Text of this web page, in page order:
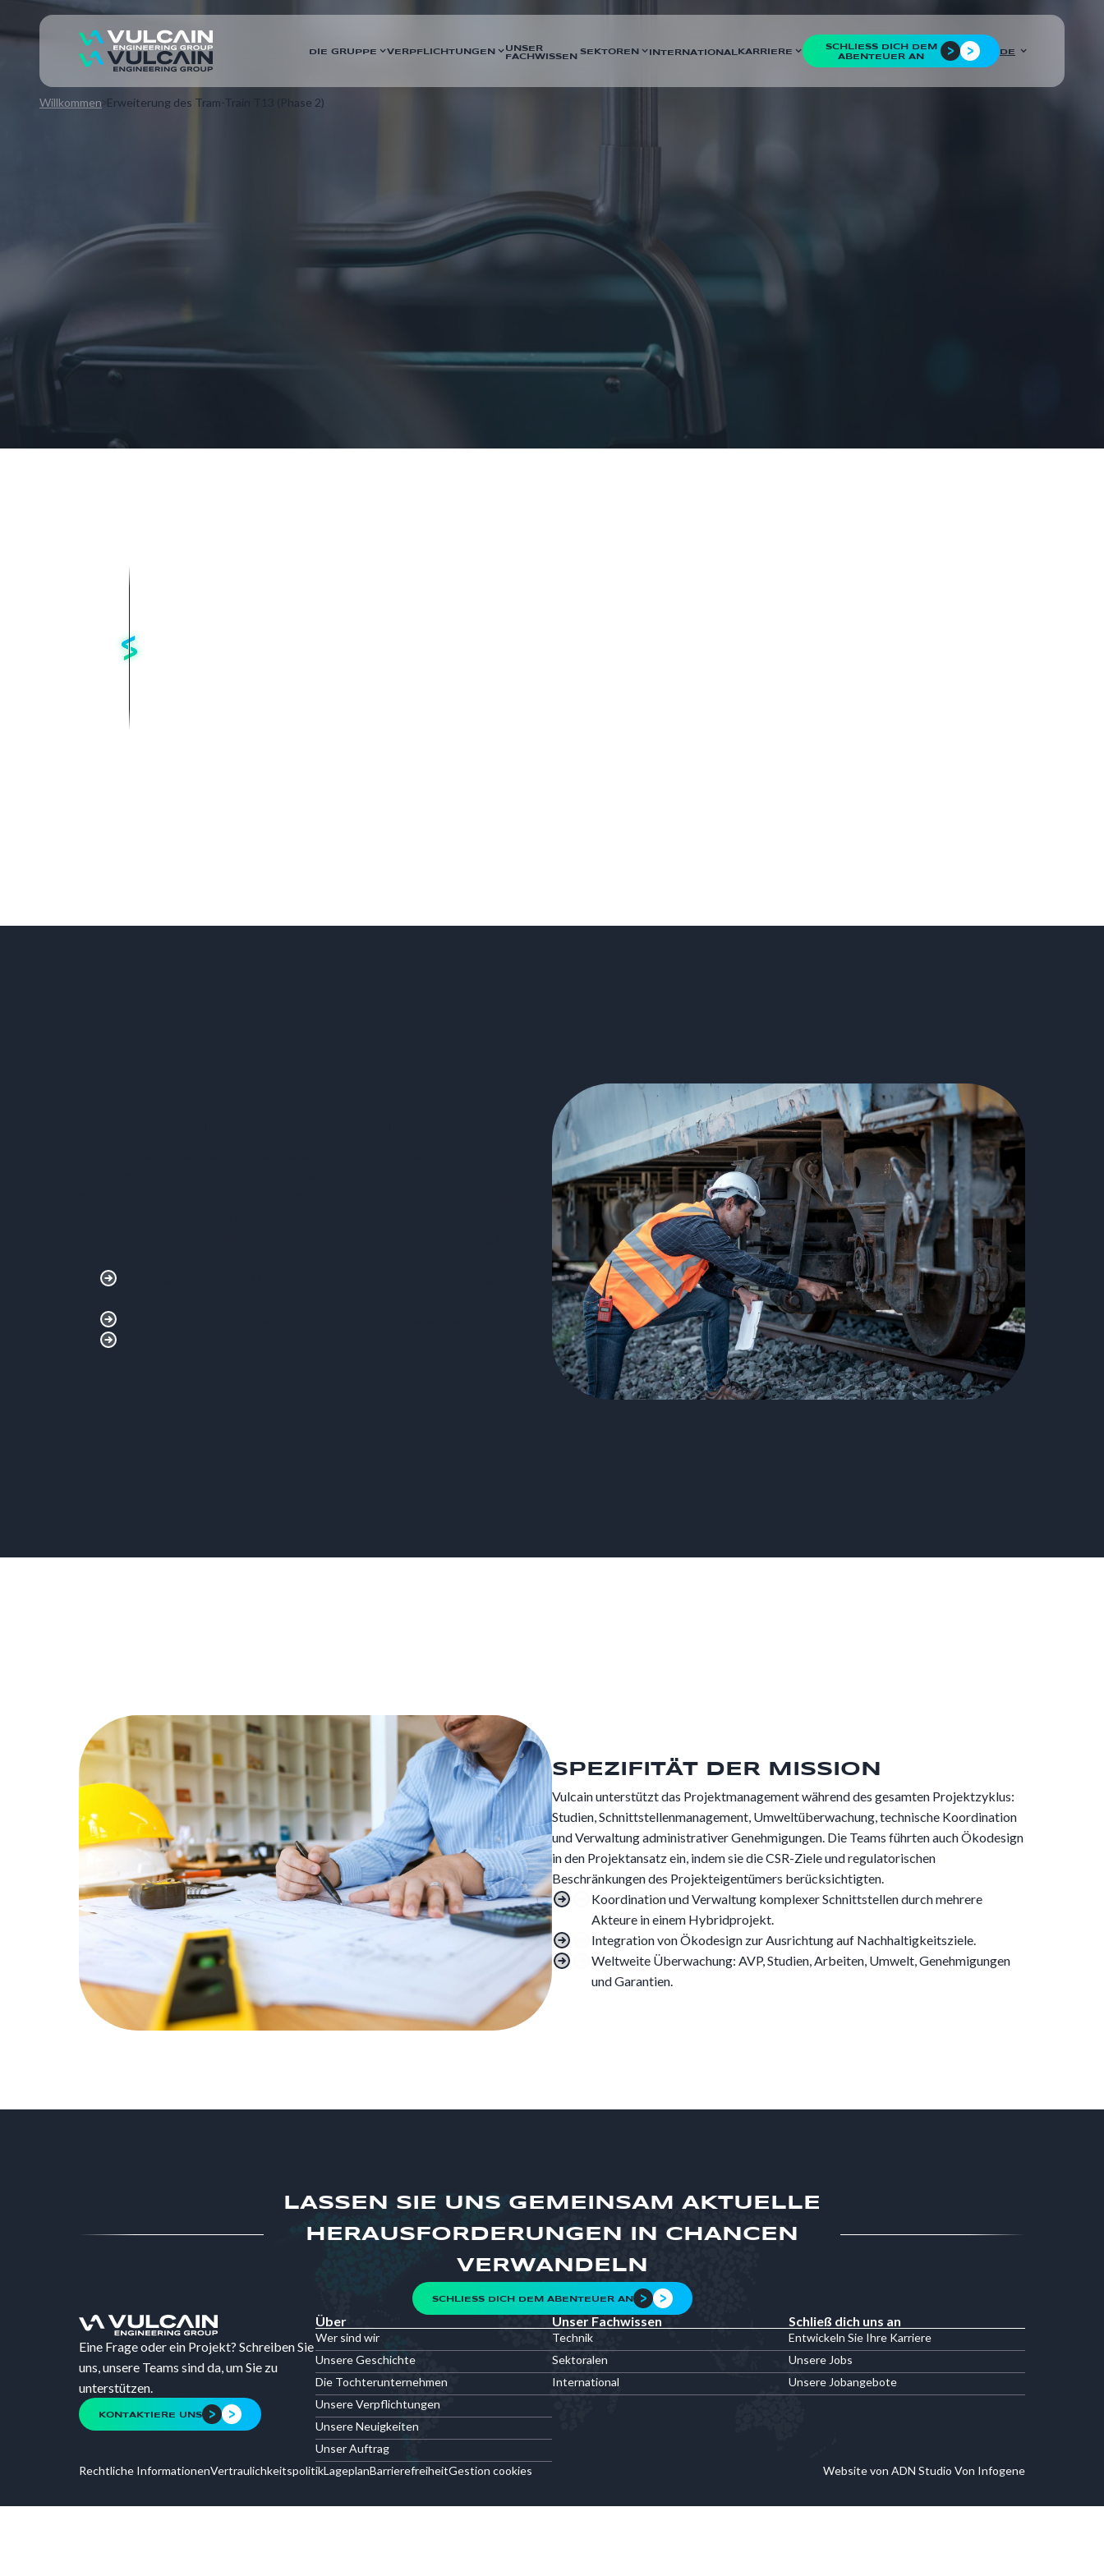
DIE GRUPPE VERPFLICHTUNGEN
UNSER
FACHWISSEN
SEKTOREN INTERNATIONAL KARRIERE
SCHLIESS DICH DEM A
BENTEUER AN
DE
Willkommen Erweiterung des Tram-Train T13 (Phase 2)
Projektmanagement, Schnittstellenmanagement, der Einholung von Genehmigungen
und der allgemeinen Projektüberwachung.
2020 - Fortlaufend
Infrastruktur und Eisenbahn
SPEZIFITÄT DER MISSION
Vulcain unterstützt das Projektmanagement während des gesamten Projektzyklus:
Studien, Schnittstellenmanagement, Umweltüberwachung, technische Koordination
und Verwaltung administrativer Genehmigungen. Die Teams führten auch Ökodesign
in den Projektansatz ein, indem sie die CSR-Ziele und regulatorischen
Beschränkungen des Projekteigentümers berücksichtigten.
Koordination und Verwaltung komplexer Schnittstellen durch mehrere
Akteure in einem Hybridprojekt.
Integration von Ökodesign zur Ausrichtung auf Nachhaltigkeitsziele.
Weltweite Überwachung: AVP, Studien, Arbeiten, Umwelt, Genehmigungen
und Garantien.
LASSEN SIE UNS GEMEINSAM AKTUELLE
HERAUSFORDERUNGEN IN CHANCEN
VERWANDELN
SCHLIESS DICH DEM ABENTEUER AN
Eine Frage oder ein Projekt? Schreiben Sie
uns, unsere Teams sind da, um Sie zu
unterstützen.
KONTAKTIERE UNS
Über
Wer sind wir
Unsere Geschichte
Die Tochterunternehmen
Unsere Verpflichtungen
Unsere Neuigkeiten
Unser Auftrag
Unser Fachwissen
Technik
Sektoralen
International
Schließ dich uns an
Entwickeln Sie Ihre Karriere
Unsere Jobs
Unsere Jobangebote
Rechtliche InformationenVertraulichkeitspolitikLageplanBarrierefreiheitGestion cookies Website von ADN Studio Von Infogene